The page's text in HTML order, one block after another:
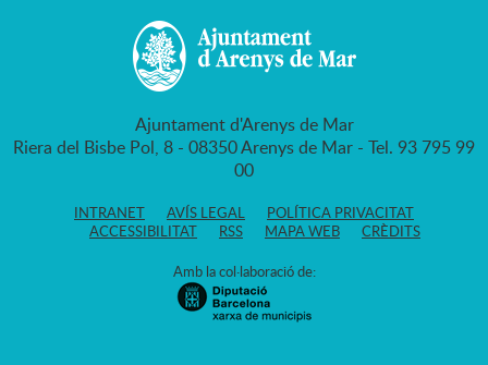
Ajuntament d'Arenys de Mar
Riera del Bisbe Pol, 8 - 08350 Arenys de Mar - Tel. 93 795 99
00
INTRANET AVÍS LEGAL
POLÍTICA PRIVACITAT
ACCESSIBILITAT
RSS MAPA WEB CRÈDITS
Amb la col·laboració de: